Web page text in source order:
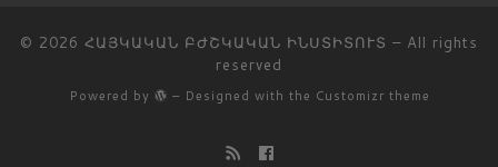
© 2026 ՀԱՅԿԱԿԱՆ ԲԺՇԿԱԿԱՆ ԻՆՍՏԻՏՈՒՏ – All rights
reserved
Powered by – Designed with the Customizr theme